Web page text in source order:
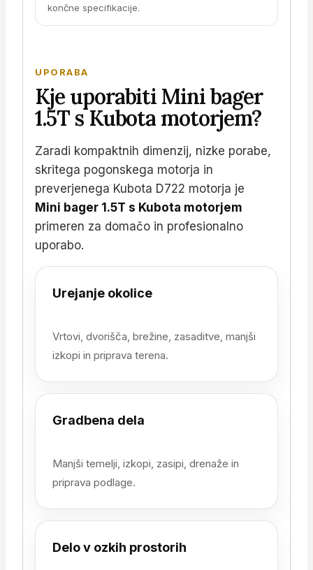
končne specifikacije.
UPORABA
Kje uporabiti Mini bager
1.5T s Kubota motorjem?
Zaradi kompaktnih dimenzij, nizke porabe,
skritega pogonskega motorja in
preverjenega Kubota D722 motorja je
Mini bager 1.5T s Kubota motorjem
primeren za domačo in profesionalno
uporabo.
Urejanje okolice
Vrtovi, dvorišča, brežine, zasaditve, manjši
izkopi in priprava terena.
Gradbena dela
Manjši temelji, izkopi, zasipi, drenaže in
priprava podlage.
Delo v ozkih prostorih